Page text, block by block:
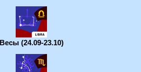
Весы (24.09-23.10)